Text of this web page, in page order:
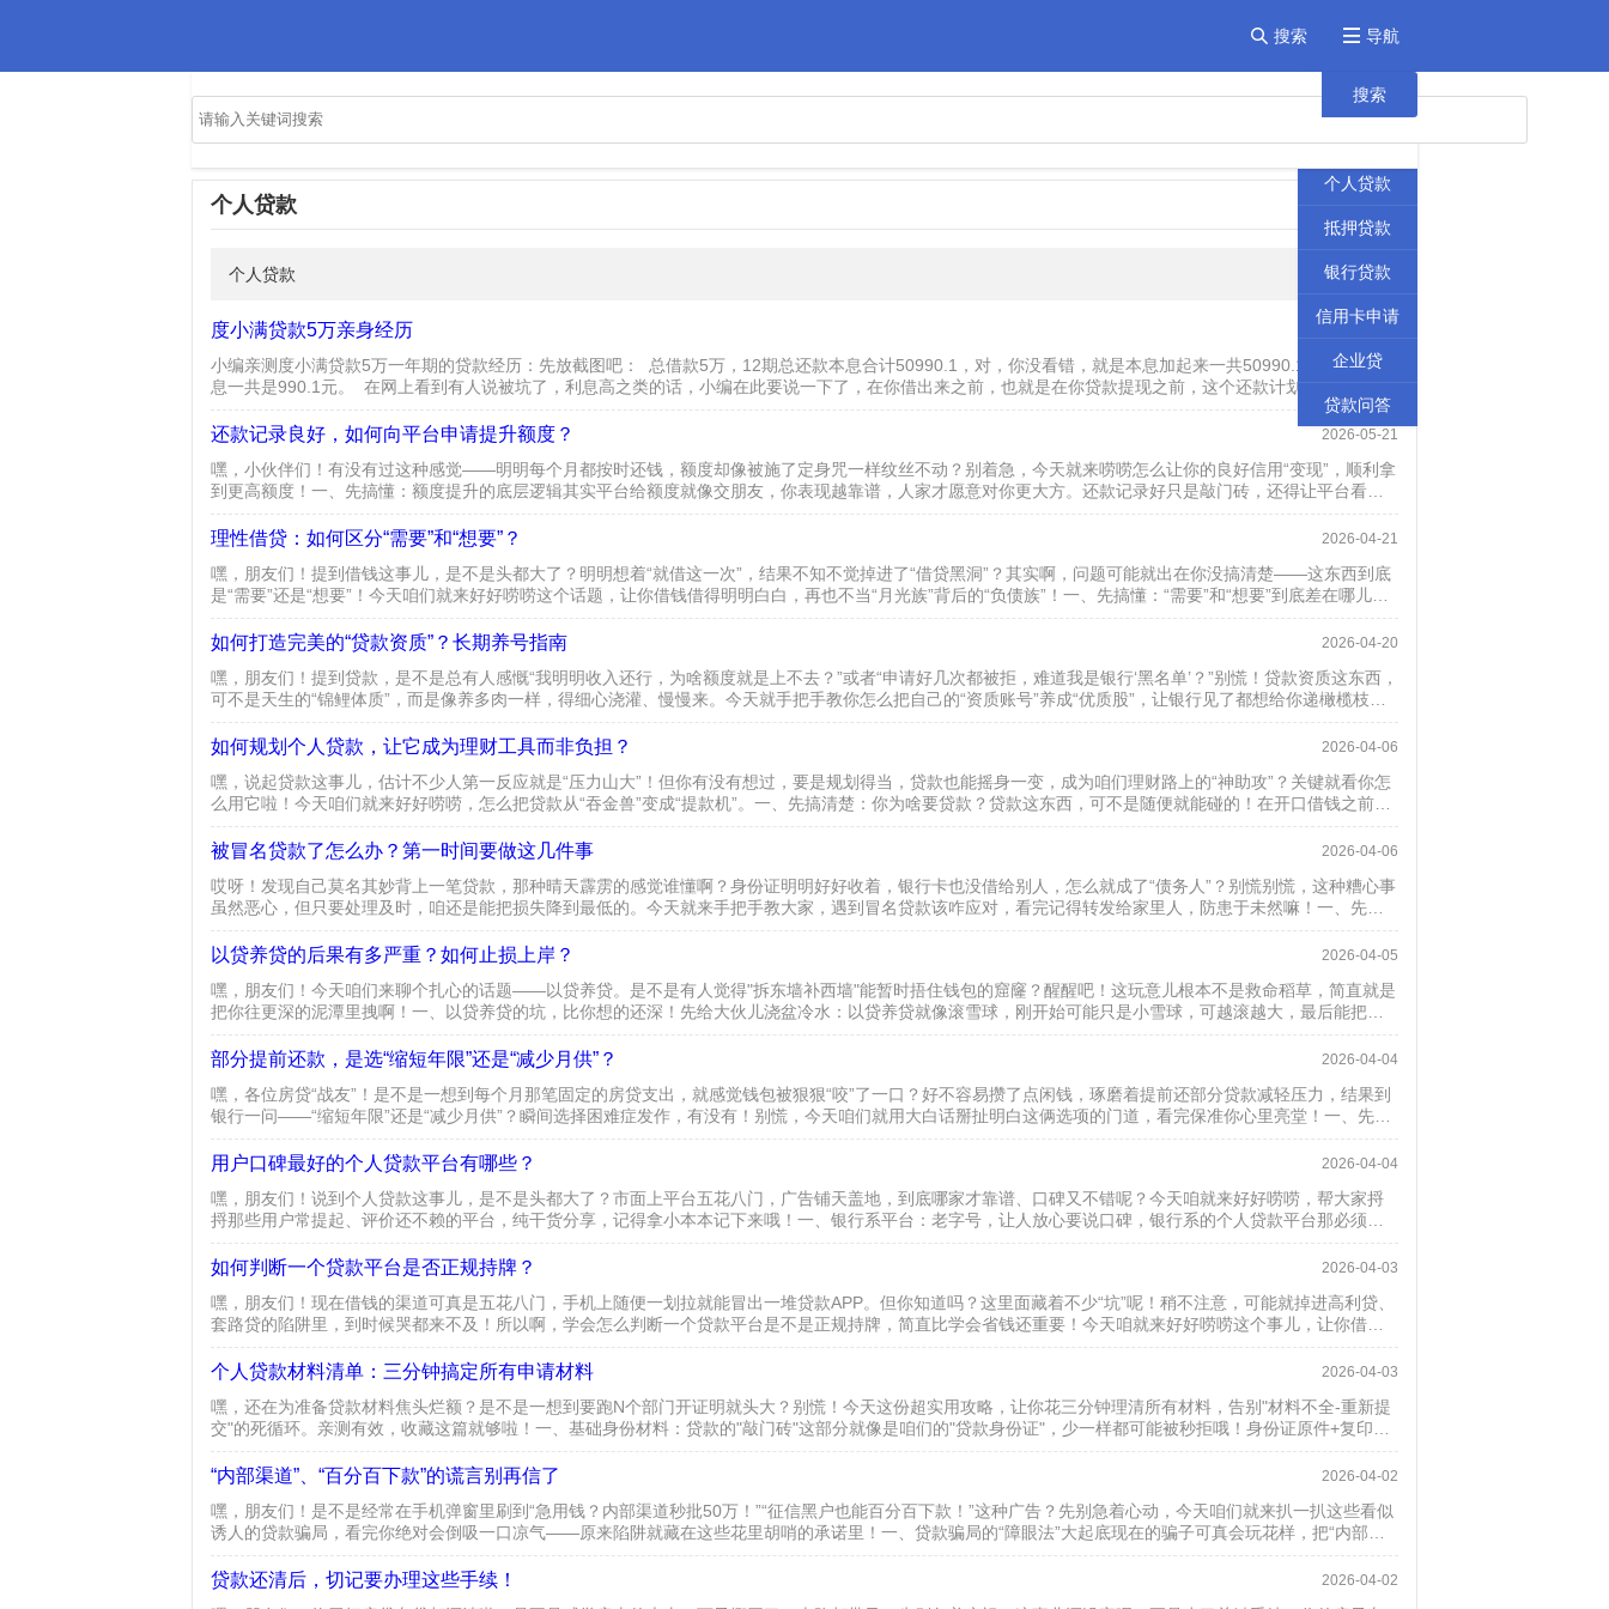
 导航
 搜索
首页
贷款攻略
个人贷款
抵押贷款
银行贷款
信用卡申请
企业贷
贷款问答
搜索
2026年十大良心贷款平台
正规网贷前十名的排行榜
个人贷款
个人贷款
度小满贷款5万亲身经历
小编亲测度小满贷款5万一年期的贷款经历：先放截图吧： 总借款5万，12期总还款本息合计50990.1，对，你没看错，就是本息加起来一共50990.1，相当于利
息一共是990.1元。 在网上看到有人说被坑了，利息高之类的话，小编在此要说一下了，在你借出来之前，也就是在你贷款提现之前，这个还款计划表会出来
的，每个人的利息是不一样的，如果高了完全可以选...
2026-05-21
还款记录良好，如何向平台申请提升额度？
嘿，小伙伴们！有没有过这种感觉——明明每个月都按时还钱，额度却像被施了定身咒一样纹丝不动？别着急，今天就来唠唠怎么让你的良好信用“变现”，顺利拿
到更高额度！一、先搞懂：额度提升的底层逻辑其实平台给额度就像交朋友，你表现越靠谱，人家才愿意对你更大方。还款记录好只是敲门砖，还得让平台看到
这几点：信用稳定性：偶尔一次按时还不算啥，连续半年、一年都保持零逾期，这才叫真·靠谱消费活跃度...
2026-04-21
理性借贷：如何区分“需要”和“想要”？
嘿，朋友们！提到借钱这事儿，是不是头都大了？明明想着“就借这一次”，结果不知不觉掉进了“借贷黑洞”？其实啊，问题可能就出在你没搞清楚——这东西到底
是“需要”还是“想要”！今天咱们就来好好唠唠这个话题，让你借钱借得明明白白，再也不当“月光族”背后的“负债族”！一、先搞懂：“需要”和“想要”到底差在哪儿？
说真的，这俩词儿听起来像双胞胎，实际差着十万八千里！“需要”是啥？就是没它不行的“生...
2026-04-20
如何打造完美的“贷款资质”？长期养号指南
嘿，朋友们！提到贷款，是不是总有人感慨“我明明收入还行，为啥额度就是上不去？”或者“申请好几次都被拒，难道我是银行‘黑名单’？”别慌！贷款资质这东西，
可不是天生的“锦鲤体质”，而是像养多肉一样，得细心浇灌、慢慢来。今天就手把手教你怎么把自己的“资质账号”养成“优质股”，让银行见了都想给你递橄榄枝！
一、先搞懂：银行到底在“偷看”你什么？不是银行势利眼，而是人家放贷前总得做“背景调查”。核心就...
2026-04-06
​​如何规划个人贷款，让它成为理财工具而非负担？
嘿，说起贷款这事儿，估计不少人第一反应就是“压力山大”！但你有没有想过，要是规划得当，贷款也能摇身一变，成为咱们理财路上的“神助攻”？关键就看你怎
么用它啦！今天咱们就来好好唠唠，怎么把贷款从“吞金兽”变成“提款机”。一、先搞清楚：你为啥要贷款？贷款这东西，可不是随便就能碰的！在开口借钱之前，
先摸着良心问问自己：这钱到底要干啥用？是为了买个名牌包包撑场面，还是为了投资自己、提升赚钱能力？这两...
2026-04-06
被冒名贷款了怎么办？第一时间要做这几件事
哎呀！发现自己莫名其妙背上一笔贷款，那种晴天霹雳的感觉谁懂啊？身份证明明好好收着，银行卡也没借给别人，怎么就成了“债务人”？别慌别慌，这种糟心事
虽然恶心，但只要处理及时，咱还是能把损失降到最低的。今天就来手把手教大家，遇到冒名贷款该咋应对，看完记得转发给家里人，防患于未然嘛！一、先稳
住！这三步必须立刻干发现被冒名贷款的第一反应，很多人都是懵的——“我没贷过啊！”“是不是银行搞错了？”先打住...
2026-04-05
以贷养贷的后果有多严重？如何止损上岸？
嘿，朋友们！今天咱们来聊个扎心的话题——以贷养贷。是不是有人觉得"拆东墙补西墙"能暂时捂住钱包的窟窿？醒醒吧！这玩意儿根本不是救命稻草，简直就是
把你往更深的泥潭里拽啊！一、以贷养贷的坑，比你想的还深！先给大伙儿浇盆冷水：以贷养贷就像滚雪球，刚开始可能只是小雪球，可越滚越大，最后能把人
压得喘不过气！你以为每个月还点利息就行？殊不知利息里还藏着手续费、服务费，这些"隐形消费"加起来，分分钟让你...
2026-04-04
部分提前还款，是选“缩短年限”还是“减少月供”？
嘿，各位房贷“战友”！是不是一想到每个月那笔固定的房贷支出，就感觉钱包被狠狠“咬”了一口？好不容易攒了点闲钱，琢磨着提前还部分贷款减轻压力，结果到
银行一问——“缩短年限”还是“减少月供”？瞬间选择困难症发作，有没有！别慌，今天咱们就用大白话掰扯明白这俩选项的门道，看完保准你心里亮堂！一、先搞
懂：银行是怎么算利息的？咱老百姓常说“利滚利”，房贷利息虽然不是复利，但也遵循“本金越多、时间越长、...
2026-04-04
用户口碑最好的个人贷款平台有哪些？
嘿，朋友们！说到个人贷款这事儿，是不是头都大了？市面上平台五花八门，广告铺天盖地，到底哪家才靠谱、口碑又不错呢？今天咱就来好好唠唠，帮大家捋
捋那些用户常提起、评价还不赖的平台，纯干货分享，记得拿小本本记下来哦！一、银行系平台：老字号，让人放心要说口碑，银行系的个人贷款平台那必须得
提一提！毕竟“瘦死的骆驼比马大”，银行的背景摆在那儿，让人心里踏实。国有大行旗下平台：像工行的“融e借”、...
2026-04-03
如何判断一个贷款平台是否正规持牌？
嘿，朋友们！现在借钱的渠道可真是五花八门，手机上随便一划拉就能冒出一堆贷款APP。但你知道吗？这里面藏着不少“坑”呢！稍不注意，可能就掉进高利贷、
套路贷的陷阱里，到时候哭都来不及！所以啊，学会怎么判断一个贷款平台是不是正规持牌，简直比学会省钱还重要！今天咱就来好好唠唠这个事儿，让你借钱
借得明明白白，安安心心！一、先看“身份证”——金融牌照是王道就像咱们出门得带身份证一样，正规的贷款平台也必...
2026-04-03
个人贷款材料清单：三分钟搞定所有申请材料
嘿，还在为准备贷款材料焦头烂额？是不是一想到要跑N个部门开证明就头大？别慌！今天这份超实用攻略，让你花三分钟理清所有材料，告别"材料不全-重新提
交"的死循环。亲测有效，收藏这篇就够啦！一、基础身份材料：贷款的"敲门砖"这部分就像是咱们的"贷款身份证"，少一样都可能被秒拒哦！身份证原件+复印
件：正反复印在同一页，记得确保在有效期内户口本首页+户主页+本人页：集体户口带首页复印件（需盖章）...
2026-04-02
“内部渠道”、“百分百下款”的谎言别再信了
嘿，朋友们！是不是经常在手机弹窗里刷到“急用钱？内部渠道秒批50万！”“征信黑户也能百分百下款！”这种广告？先别急着心动，今天咱们就来扒一扒这些看似
诱人的贷款骗局，看完你绝对会倒吸一口凉气——原来陷阱就藏在这些花里胡哨的承诺里！一、贷款骗局的“障眼法”大起底现在的骗子可真会玩花样，把“内部渠
道”吹得神乎其神，好像银行行长是他二舅似的。你以为遇到了贵人？其实人家早就给你挖好了坑！“内部...
2026-04-02
贷款还清后，切记要办理这些手续！